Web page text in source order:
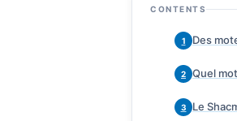
CONTENTS
1 Des
2 Quel
3 Le